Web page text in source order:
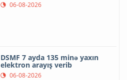
06-08-2026
DSMF 7 ayda 135 minə yaxın
elektron arayış verib
06-08-2026